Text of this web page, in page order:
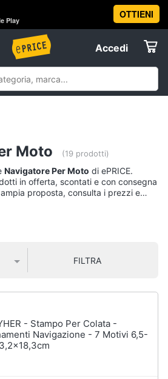
Play
OTTIENI
Accedi
Moto (19 prodotti)
Navigatore Per Moto di ePRICE.
in offerta, scontati e con consegna
proposta, consulta i prezzi e
FILTRA
- Stampo Per Colata -
Navigazione - 7 Motivi 6,5-